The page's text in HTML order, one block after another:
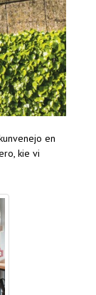
en
kie vi